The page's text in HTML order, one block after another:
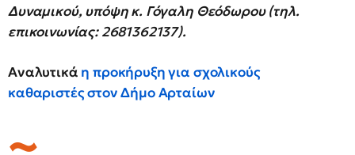
Δυναμικού, υπόψη κ. Γόγαλη Θεόδωρου (τηλ.
επικοινωνίας: 2681362137).
Αναλυτικά η προκήρυξη για σχολικούς
καθαριστές στον Δήμο Αρταίων